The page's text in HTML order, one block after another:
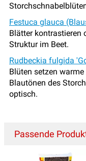
Festuca glauca
Blätter kontrastieren
Struktur im Beet.
Rudbeckia fulgida
Blüten setzen
Blautönen des
optisch.
Passende